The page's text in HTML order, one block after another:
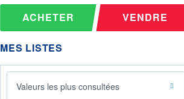
ACHETER VENDRE
MES LISTES
Valeurs les plus consultées